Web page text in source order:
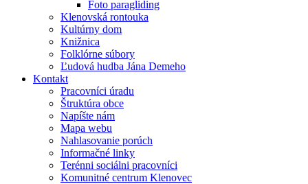
Foto paragliding
Klenovská rontouka
Kultúrny dom
Knižnica
Folklórne súbory
Ľudová hudba Jána Demeho
Kontakt
Pracovníci úradu
Štruktúra obce
Napíšte nám
Mapa webu
Nahlasovanie porúch
Informačné linky
Terénni sociálni pracovníci
Komunitné centrum Klenovec